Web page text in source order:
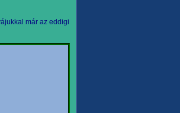
már az eddigi